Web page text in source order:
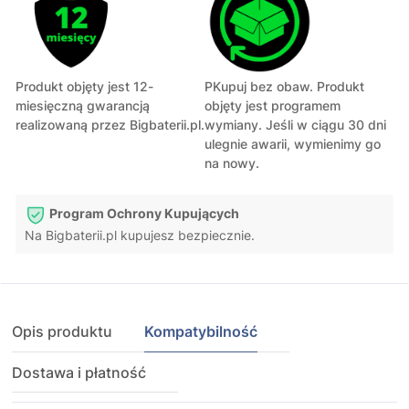
Produkt objęty jest 12-
miesięczną gwarancją
realizowaną przez Bigbaterii.pl.
PKupuj bez obaw. Produkt
objęty jest programem
wymiany. Jeśli w ciągu 30 dni
ulegnie awarii, wymienimy go
na nowy.
Program Ochrony Kupujących
Na Bigbaterii.pl kupujesz bezpiecznie.
Opis produktu Kompatybilność
Dostawa i płatność